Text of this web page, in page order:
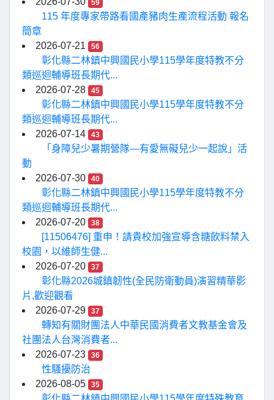
59
115 年度專家帶路看國產豬肉生產流程活動 報名
簡章
2026-07-21
56
彰化縣二林鎮中興國民小學115學年度特教不分
類巡迴輔導班長期代...
2026-07-28
45
彰化縣二林鎮中興國民小學115學年度特教不分
類巡迴輔導班長期代...
2026-07-14
43
「身障兒少暑期營隊—有愛無礙兒少一起說」活
動
2026-07-30
40
彰化縣二林鎮中興國民小學115學年度特教不分
類巡迴輔導班長期代...
2026-07-20
38
[11506476] 重申！請貴校加強宣導含糖飲料禁入
校園，以維師生健...
2026-07-20
37
彰化縣2026城鎮韌性(全民防衛動員)演習精華影
片,歡迎觀看
2026-07-29
37
轉知有關財團法人中華民國消費者文教基金會及
社團法人台灣消費者...
2026-07-23
36
性騷擾防治
2026-08-05
35